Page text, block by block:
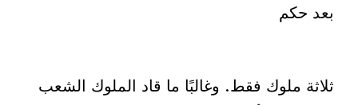
بعد حكم
ثلاثة ملوك فقط. وغالبًا ما قاد الملوك الشعب